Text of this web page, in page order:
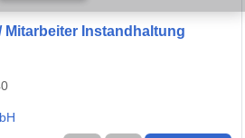
Mitarbeiter Instandhaltung